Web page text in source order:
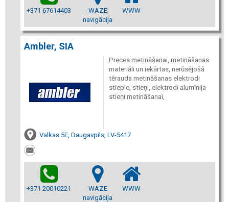
+371 67614403
WAZE
navigācija
WWW
Ambler, SIA
Preces metināšanai, metināšanas
materiāli un iekārtas, nerūsējošā
tērauda metināšanas elektrodi
stieple, stieņi, elektrodi alumīnija
stieņi metināšanai,
Valkas 5E, Daugavpils, LV-5417
+371 20010221
WAZE
navigācija
WWW